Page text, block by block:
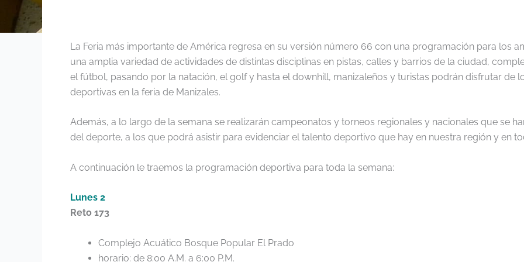
La Feria más importante de América regresa en su versión número 66 con una programación para los
una amplia variedad de actividades de distintas disciplinas en pistas, calles y barrios de la ciudad,
el fútbol, pasando por la natación, el golf y hasta el downhill, manizaleños y turistas podrán disfrutar de
deportivas en la feria de Manizales.
Además, a lo largo de la semana se realizarán campeonatos y torneos regionales y nacionales que se
del deporte, a los que podrá asistir para evidenciar el talento deportivo que hay en nuestra región y en
A continuación le traemos la programación deportiva para toda la semana:
Lunes 2
Reto 173
Complejo Acuático Bosque Popular El Prado
horario: de 8:00 A.M. a 6:00 P.M.